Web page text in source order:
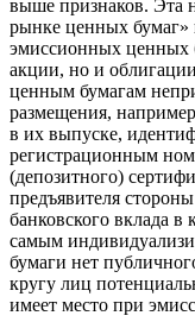
выше признаков. Эта
рынке ценных бумаг»
эмиссионных ценных
акции, но и
ценным бумагам
размещения,
в их выпуске,
регистрационным
(депозитного)
предъявителя
банковского вклада
самым
бумаги нет
кругу лиц
имеет место при